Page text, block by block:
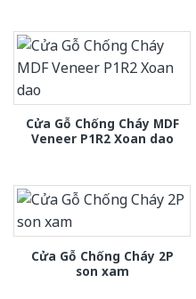
Cửa Gỗ Chống Cháy MDF
Veneer P1R2 Xoan dao
Cửa Gỗ Chống Cháy 2P
son xam